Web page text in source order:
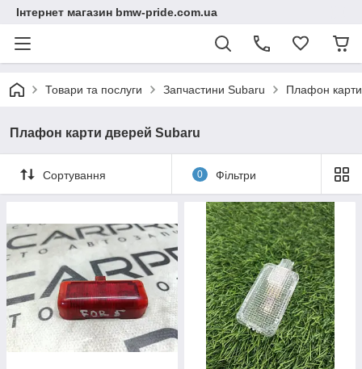
Інтернет магазин bmw-pride.com.ua
Товари та послуги Запчастини Subaru Плафон
Плафон карти дверей Subaru
Сортування 0 Фільтри